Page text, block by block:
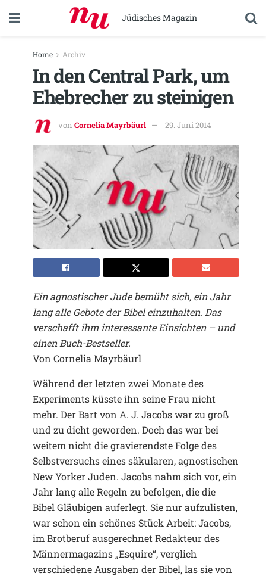
Jüdisches Magazin
Home Archiv
In den Central Park, um
Ehebrecher zu steinigen
von Cornelia Mayrbäurl 29. Juni 2014
Ein agnostischer Jude bemüht sich, ein Jahr
lang alle Gebote der Bibel einzuhalten. Das
verschafft ihm interessante Einsichten – und
einen Buch-Bestseller.
Von Cornelia Mayrbäurl
Während der letzten zwei Monate des
Experiments küsste ihn seine Frau nicht
mehr. Der Bart von A. J. Jacobs war zu groß
und zu dicht geworden. Doch das war bei
weitem nicht die gravierendste Folge des
Selbstversuchs eines säkularen, agnostischen
New Yorker Juden. Jacobs nahm sich vor, ein
Jahr lang alle Regeln zu befolgen, die die
Bibel Gläubigen auferlegt. Sie nur aufzulisten,
war schon ein schönes Stück Arbeit: Jacobs,
im Brotberuf ausgerechnet Redakteur des
Männermagazins „Esquire“, verglich
verschiedene Ausgaben der Bibel, las sie von